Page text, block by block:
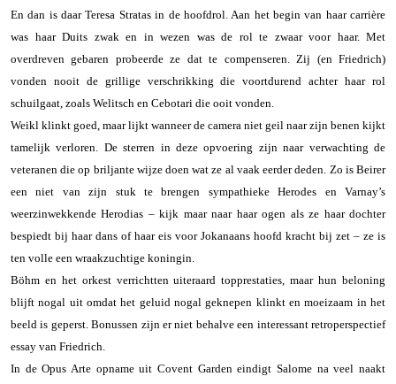
En dan is daar Teresa Stratas in de hoofdrol. Aan het begin van haar carrière
was haar Duits zwak en in wezen was de rol te zwaar voor haar. Met
overdreven gebaren probeerde ze dat te compenseren. Zij (en Friedrich)
vonden nooit de grillige verschrikking die voortdurend achter haar rol
schuilgaat, zoals Welitsch en Cebotari die ooit vonden.
Weikl klinkt goed, maar lijkt wanneer de camera niet geil naar zijn benen kijkt
tamelijk verloren. De sterren in deze opvoering zijn naar verwachting de
veteranen die op briljante wijze doen wat ze al vaak eerder deden. Zo is Beirer
een niet van zijn stuk te brengen sympathieke Herodes en Varnay’s
weerzinwekkende Herodias – kijk maar naar haar ogen als ze haar dochter
bespiedt bij haar dans of haar eis voor Jokanaans hoofd kracht bij zet – ze is
ten volle een wraakzuchtige koningin.
Böhm en het orkest verrichtten uiteraard topprestaties, maar hun beloning
blijft nogal uit omdat het geluid nogal geknepen klinkt en moeizaam in het
beeld is geperst. Bonussen zijn er niet behalve een interessant retroperspectief
essay van Friedrich.
In de Opus Arte opname uit Covent Garden eindigt Salome na veel naakt